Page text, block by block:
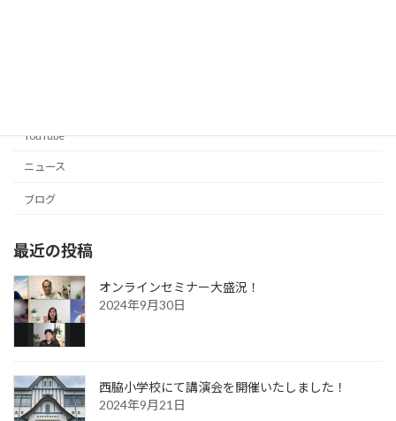
YouTube
ニュース
ブログ
最近の投稿
オンラインセミナー大盛況！
2024年9月30日
西脇小学校にて講演会を開催いたしました！
2024年9月21日